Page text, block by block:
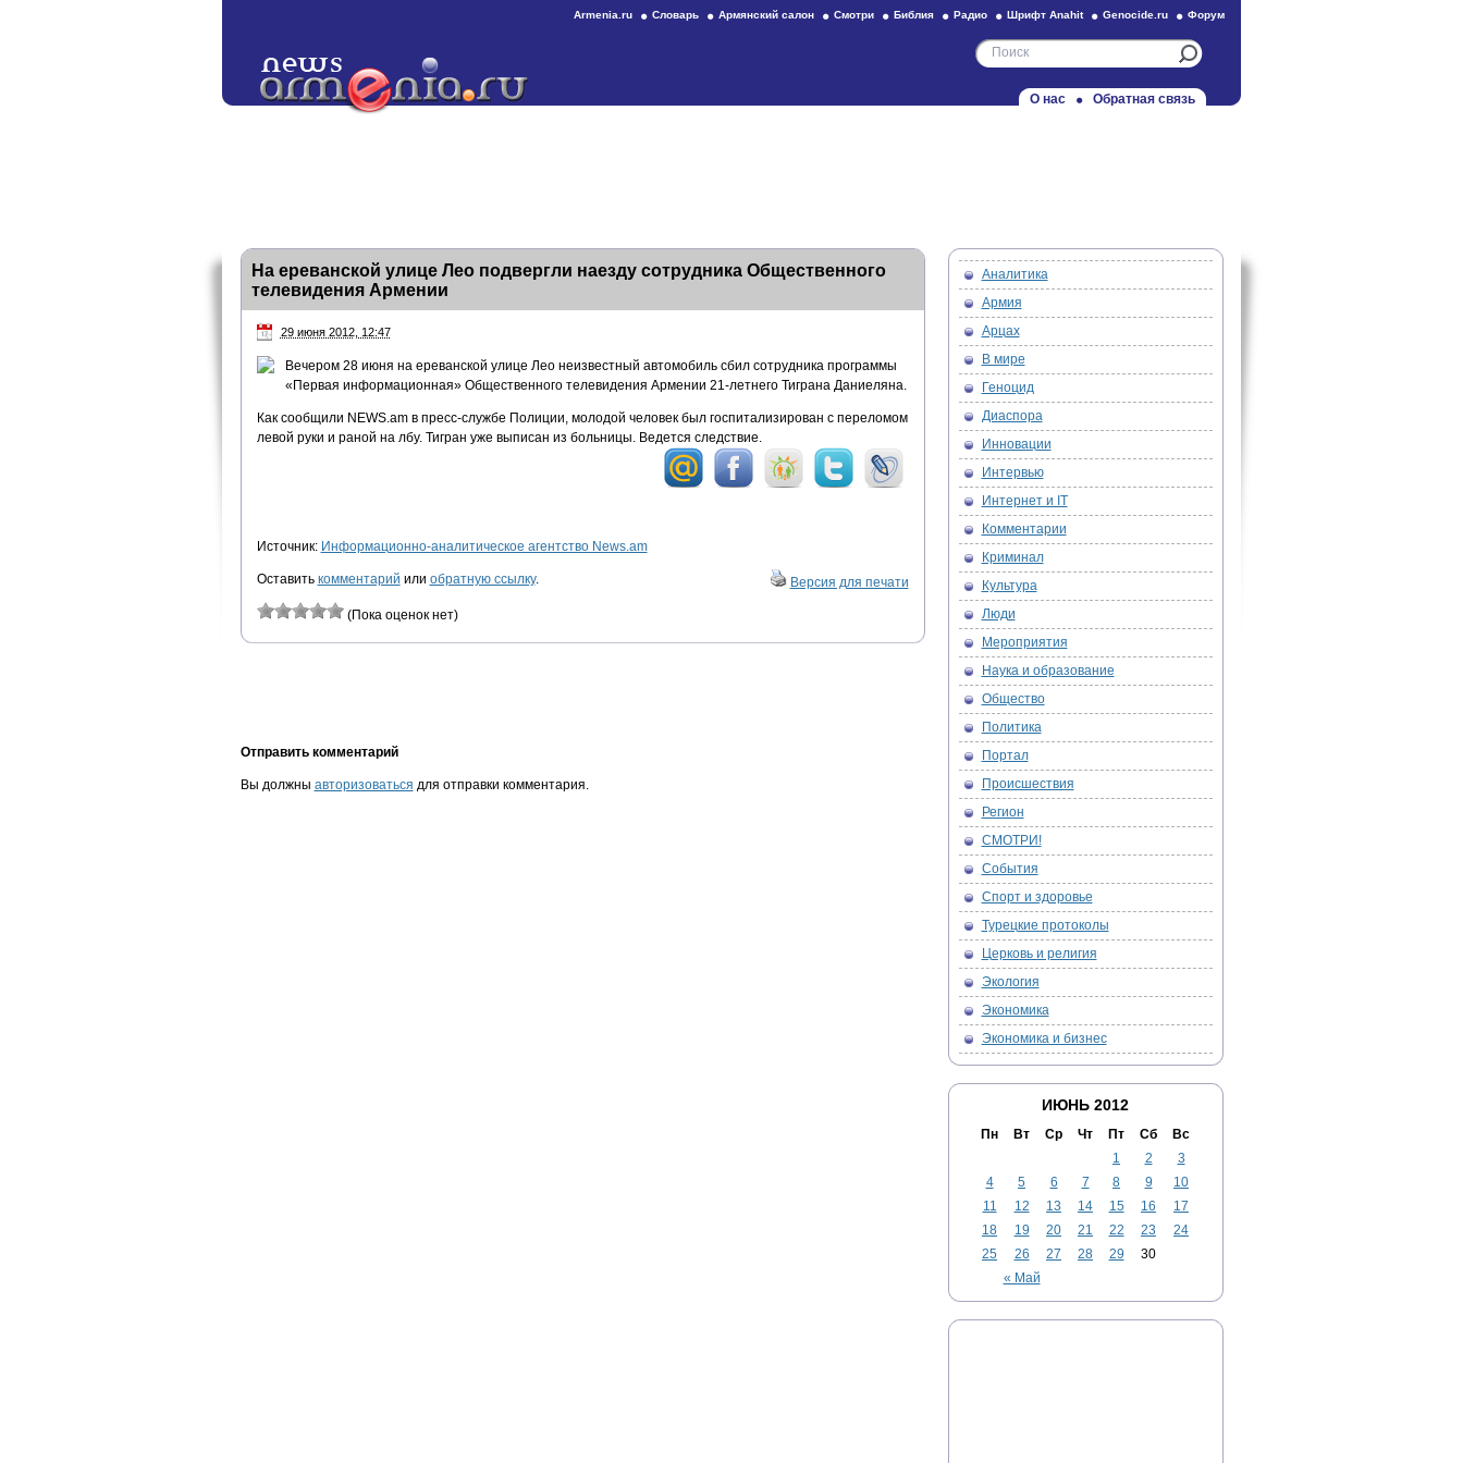
Armenia.ru Словарь Армянский салон Смотри Библия Радио Шрифт Anahit Genocide.ru Форум
О нас Обратная связь
На ереванской улице Лео подвергли наезду сотрудника Общественного
телевидения Армении
29 июня 2012, 12:47
Вечером 28 июня на ереванской улице Лео неизвестный автомобиль сбил сотрудника программы
«Первая информационная» Общественного телевидения Армении 21-летнего Тиграна Даниеляна.
Как сообщили NEWS.am в пресс-службе Полиции, молодой человек был госпитализирован с переломом
левой руки и раной на лбу. Тигран уже выписан из больницы. Ведется следствие.
Источник: Информационно-аналитическое агентство News.am
Оставить комментарий или обратную ссылку. Версия для печати
(Пока оценок нет)
Отправить комментарий
Вы должны авторизоваться для отправки комментария.
Аналитика
Армия
Арцах
В мире
Геноцид
Диаспора
Инновации
Интервью
Интернет и IT
Комментарии
Криминал
Культура
Люди
Мероприятия
Наука и образование
Общество
Политика
Портал
Происшествия
Регион
СМОТРИ!
События
Спорт и здоровье
Турецкие протоколы
Церковь и религия
Экология
Экономика
Экономика и бизнес
ИЮНЬ 2012
Пн Вт Ср Чт Пт Сб Вс
« Май
1 2
3
4
5 6 7 8 9
10
11
12 13 14 15 16
17
18
19 20 21 22 23
24
25
26 27 28 29 30